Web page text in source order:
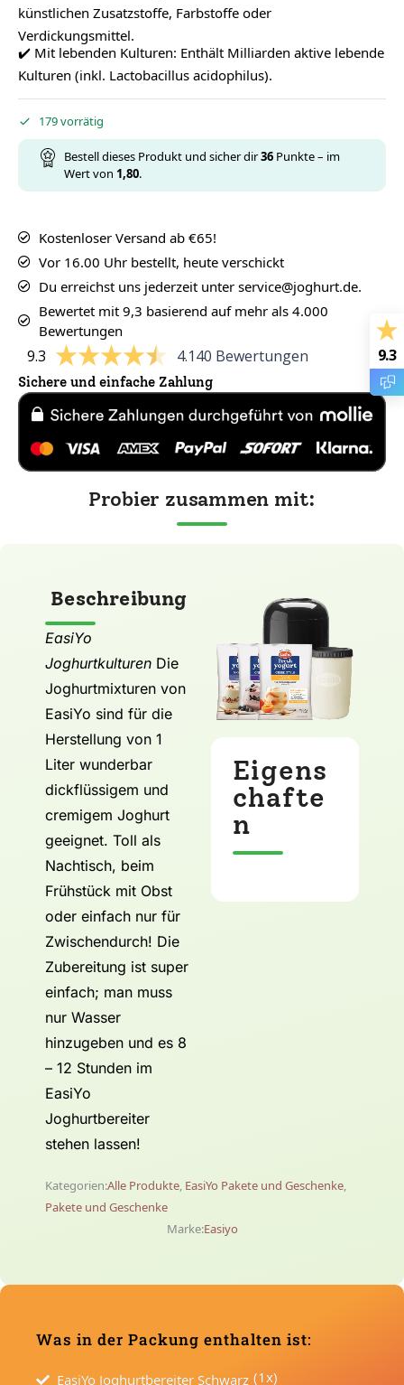
künstlichen Zusatzstoffe, Farbstoffe oder
Verdickungsmittel.​
✔️ Mit lebenden Kulturen: Enthält Milliarden aktive lebende
Kulturen (inkl. Lactobacillus acidophilus).​
179 vorrätig
Bestell dieses Produkt und sicher dir36 Punkte – im
Wert von 1,80.
Kostenloser Versand ab €65!
Vor 16.00 Uhr bestellt, heute verschickt
Du erreichst uns jederzeit unter service@joghurt.de.
Bewertet mit 9,3 basierend auf mehr als 4.000
Bewertungen
9.3 4.140 Bewertungen
Sichere und einfache Zahlung
Probier zusammen mit:
Beschreibung
EasiYo
Joghurtkulturen Die
Joghurtmixturen von
EasiYo sind für die
Herstellung von 1
Liter wunderbar
dickflüssigem und
cremigem Joghurt
geeignet. Toll als
Nachtisch, beim
Frühstück mit Obst
oder einfach nur für
Zwischendurch! Die
Zubereitung ist super
einfach; man muss
nur Wasser
hinzugeben und es 8
– 12 Stunden im
EasiYo
Joghurtbereiter
stehen lassen!
Eigens
chafte
n
Kategorien:Alle Produkte, EasiYo Pakete und Geschenke,
Pakete und Geschenke
Marke:Easiyo
Was in der Packung enthalten ist:
EasiYo Joghurtbereiter Schwarz (1x)
9.3